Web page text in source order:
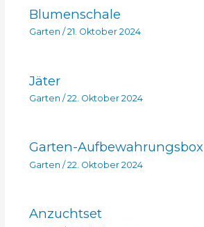
Blumenschale
Garten / 21. Oktober 2024
Jäter
Garten / 22. Oktober 2024
Garten-Aufbewahrungsbox
Garten /22. Oktober 2024
Anzuchtset